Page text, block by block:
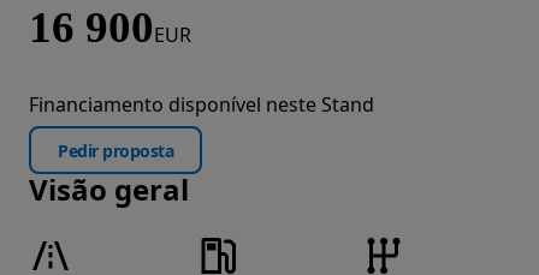
16 900EUR
Financiamento disponível neste Stand
Pedir proposta
Visão geral